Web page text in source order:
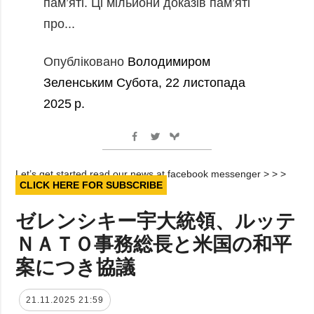
про...
Опубліковано Володимиром
Зеленським Субота, 22 листопада
2025 р.
Let’s get started read our news at facebook messenger > > >
CLICK HERE FOR SUBSCRIBE
ゼレンシキー宇大統領、ルッテ
ＮＡＴＯ事務総長と米国の和平
案につき協議
21.11.2025 21:59